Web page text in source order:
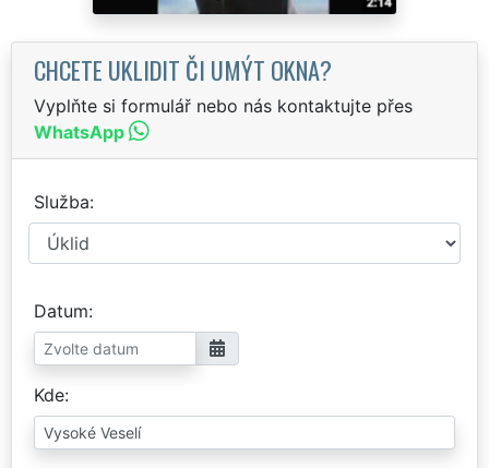
CHCETE UKLIDIT ČI UMÝT OKNA?
Vyplňte si formulář nebo nás kontaktujte přes
WhatsApp
Služba
Datum
Kde